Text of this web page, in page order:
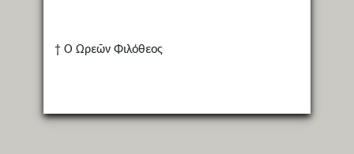
† Ὁ Ὠρεῶν Φιλόθεος